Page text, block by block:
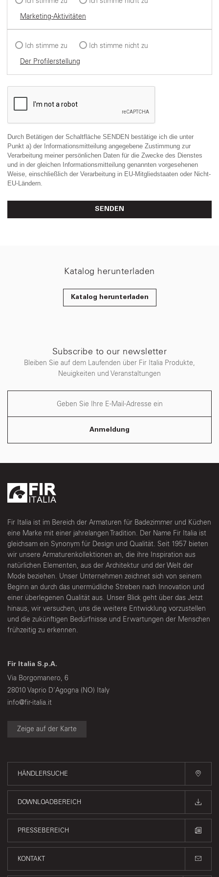
Marketing-Aktivitäten
Ich stimme zu
Ich stimme nicht zu
Der Profilerstellung
Durch Betätigen der Schaltfläche SENDEN bestätige ich die unter
Punkt a) der Informationsmitteilung angegebene Zustimmung zur
Verarbeitung meiner persönlichen Daten für die Zwecke des Dienstes
und in der gleichen Informationsmitteilung genannten vorgesehenen
Weise, einschließlich der Verarbeitung in EU-Mitgliedstaaten oder Nicht-
EU-Ländern.
SENDEN
Katalog herunterladen
Katalog herunterladen
Subscribe to our newsletter
Bleiben Sie auf dem Laufenden über Fir Italia Produkte,
Neuigkeiten und Veranstaltungen
Anmeldung
Fir Italia ist im Bereich der Armaturen für Badezimmer und Küchen
eine Marke mit einer jahrelangen Tradition. Der Name Fir Italia ist
gleichsam ein Synonym für Design und Qualität. Seit 1957 bieten
wir unsere Armaturenkollektionen an, die ihre Inspiration aus
natürlichen Elementen, aus der Architektur und der Welt der
Mode beziehen. Unser Unternehmen zeichnet sich von seinem
Beginn an durch das unermüdliche Streben nach Innovation und
einer überlegenen Qualität aus. Unser Blick geht über das Jetzt
hinaus, wir versuchen, uns die weitere Entwicklung vorzustellen
und die zukünftigen Bedürfnisse und Erwartungen der Menschen
frühzeitig zu erkennen.
Fir Italia S.p.A.
Via Borgomanero, 6
28010 Vaprio D'Agogna (NO) Italy
info@fir-italia.it
Zeige auf der Karte
HÄNDLERSUCHE
DOWNLOADBEREICH
PRESSEBEREICH
KONTAKT